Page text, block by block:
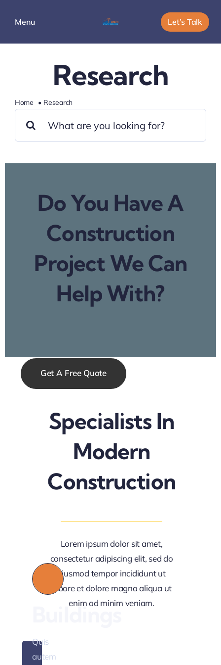
Menu
Careers
Let’s Talk
Research
Home Research
Do You Have A
Construction
Project We Can
Help With?
Get A Free Quote
Specialists In
Modern
Construction
Lorem ipsum dolor sit amet,
consectetur adipiscing elit, sed do
eiusmod tempor incididunt ut
labore et dolore magna aliqua ut
enim ad minim veniam.
Buildings
Quis
autem
autem
qui